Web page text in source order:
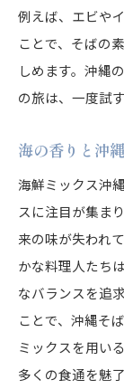
例えば、エビや
ことで、そばの
しめます。沖縄
の旅は、一度試
海の香りと沖
海鮮ミックス沖
スに注目が集ま
来の味が失われ
かな料理人たち
なバランスを追
ことで、沖縄そ
ミックスを用い
多くの食通を魅